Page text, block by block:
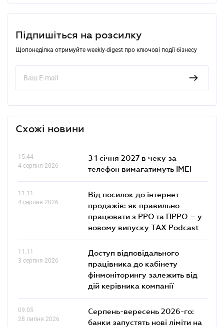
Підпишіться на розсилку
Щопонеділка отримуйте weekly-digest про ключові події бізнесу
Схожі новини
15.44
4 серпня 2026
З 1 січня 2027 в чеку за
телефон вимагатимуть IMEI
11.11
4 серпня 2026
Від посилок до інтернет-
продажів: як правильно
працювати з РРО та ПРРО – у
новому випуску TAX Podcast
11.11
3 серпня 2026
Доступ відповідального
працівника до кабінету
фінмоніторингу залежить від
дій керівника компанії
09.05
28 липня 2026
Серпень-вересень 2026-го:
банки запустять нові ліміти на